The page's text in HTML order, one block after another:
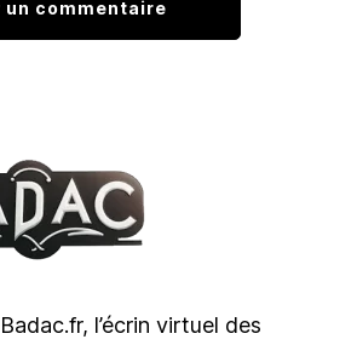
l’écrin virtuel des